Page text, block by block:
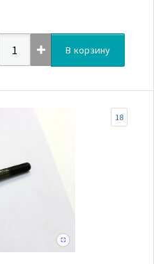
В корзину
18